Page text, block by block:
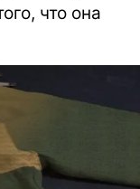
что она